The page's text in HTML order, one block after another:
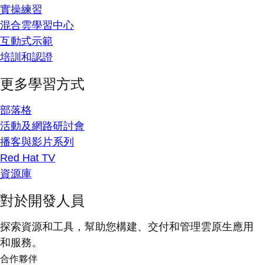
實操練習
混合雲學習中心
互動式示範
培訓和認證
更多學習方式
部落格
活動及網路研討會
播客與影片系列
Red Hat TV
資源庫
對於開發人員
探索資源和工具，幫助您構建、交付和管理雲原生應用
和服務。
合作夥伴